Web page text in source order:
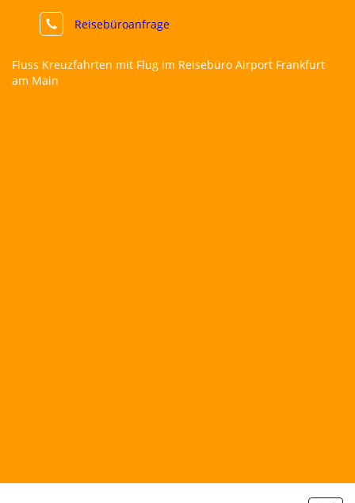
Reisebüroanfrage
Fluss Kreuzfahrten mit Flug im Reisebüro Airport Frankfurt
am Main